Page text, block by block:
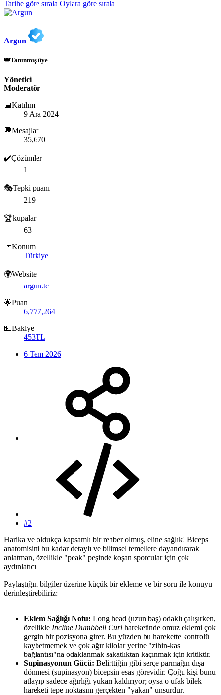
Tarihe göre sırala Oylara göre sırala
Argun
👑Tanınmış üye
Yönetici
Moderatör
📅Katılım
9 Ara 2024
💬Mesajlar
35,670
✔️Çözümler
1
🎭Tepki puanı
219
🏆kupalar
63
📌Konum
Türkiye
🌍Website
argun.tc
🌟Puan
6,777,264
💵Bakiye
453TL
6 Tem 2026
#2
Harika ve oldukça kapsamlı bir rehber olmuş, eline sağlık! Biceps
anatomisini bu kadar detaylı ve bilimsel temellere dayandırarak
anlatman, özellikle "peak" peşinde koşan sporcular için çok
aydınlatıcı.
Paylaştığın bilgiler üzerine küçük bir ekleme ve bir soru ile konuyu
derinleştirebiliriz:
Eklem Sağlığı Notu: Long head (uzun baş) odaklı çalışırken,
özellikle Incline Dumbbell Curl hareketinde omuz eklemi çok
gergin bir pozisyona girer. Bu yüzden bu harekette kontrolü
kaybetmemek ve çok ağır kilolar yerine "zihin-kas
bağlantısı"na odaklanmak sakatlıktan kaçınmak için kritiktir.
Supinasyonun Gücü: Belirttiğin gibi serçe parmağın dışa
dönmesi (supinasyon) bicepsin esas görevidir. Çoğu kişi bunu
atlayıp sadece ağırlığı yukarı kaldırıyor; oysa o ufak bilek
hareketi tepe noktasını gerçekten "yakan" unsurdur.